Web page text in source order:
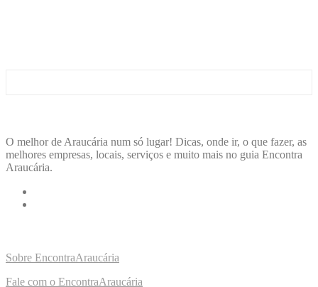
O melhor de Araucária num só lugar! Dicas, onde ir, o que fazer, as
melhores empresas, locais, serviços e muito mais no guia Encontra
Araucária.
Sobre EncontraAraucária
Fale com o EncontraAraucária